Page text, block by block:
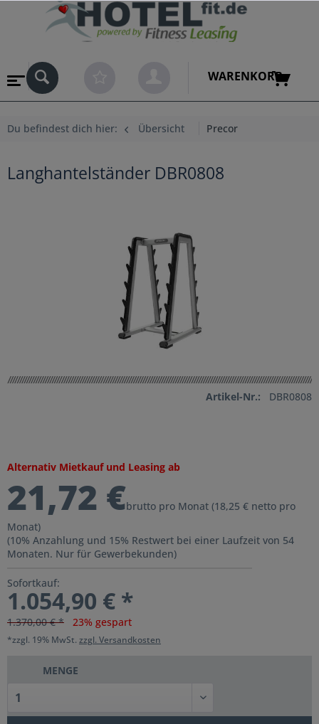
WARENKORB
Du befindest dich hier: Übersicht Precor
Langhantelständer DBR0808
Artikel-Nr.: DBR0808
Alternativ Mietkauf und Leasing ab
21,72 €brutto pro Monat (18,25 € netto pro
Monat)
(10% Anzahlung und 15% Restwert bei einer Laufzeit von 54
Monaten. Nur für Gewerbekunden)
Sofortkauf:
1.054,90 € *
1.370,00 € * 23% gespart
*zzgl. 19% MwSt. zzgl. Versandkosten
MENGE